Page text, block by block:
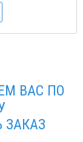
ВАС ПО